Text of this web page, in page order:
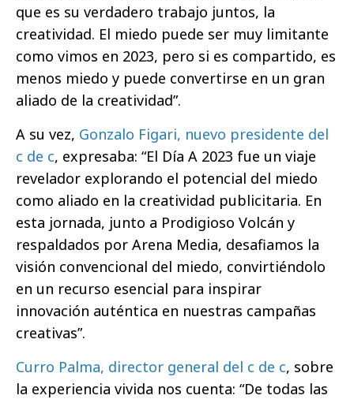
que es su verdadero trabajo juntos, la
creatividad. El miedo puede ser muy limitante
como vimos en 2023, pero si es compartido, es
menos miedo y puede convertirse en un gran
aliado de la creatividad”.
A su vez, Gonzalo Figari, nuevo presidente del
c de c, expresaba: “El Día A 2023 fue un viaje
revelador explorando el potencial del miedo
como aliado en la creatividad publicitaria. En
esta jornada, junto a Prodigioso Volcán y
respaldados por Arena Media, desafiamos la
visión convencional del miedo, convirtiéndolo
en un recurso esencial para inspirar
innovación auténtica en nuestras campañas
creativas”.
Curro Palma, director general del c de c, sobre
la experiencia vivida nos cuenta: “De todas las